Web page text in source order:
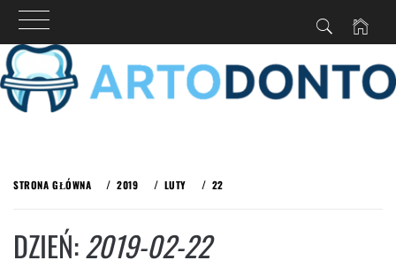
treści
STRONA GŁÓWNA 2019 LUTY 22
DZIEŃ:2019-02-22